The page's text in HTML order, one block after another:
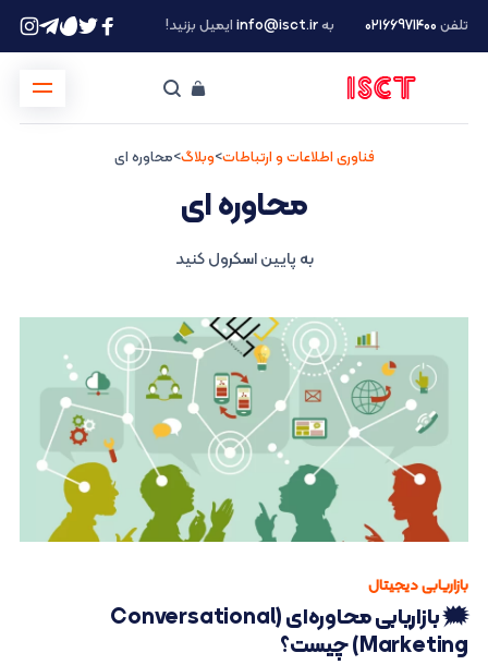
تلفن ۰۲۱66971400 بهinfo@isct.irایمیل بزنید!
فناوری اطلاعات و ارتباطات>وبلاگ>محاوره ای
محاوره ای
به پایین اسکرول کنید
بازاریابی دیجیتال
🗯 بازاریابی محاوره‌ای (Conversational
Marketing) چیست؟